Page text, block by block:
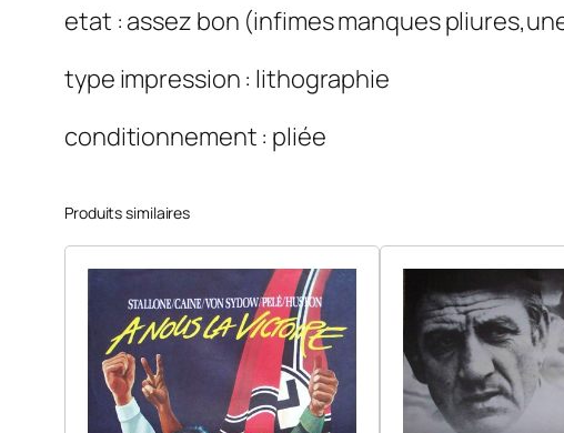
etat : assez bon (infimes manques
type impression : lithographie
conditionnement : pliée
Produits similaires